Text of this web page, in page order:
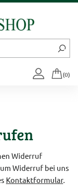
(0)
Widerruf
Widerruf bei uns
Kontaktformular.